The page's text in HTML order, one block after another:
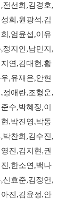
전선희,김경호,
희,원광석,김
,엄윤섭,이유
정지인,남민지,
연,김대현,황
,유재은,안현
정애란,조형운,
수,박혜정,이
,박진영,박동
박찬희,김수진,
진,김지현,권
,한소연,백나
신효준,김정연,
진,김윤정,안